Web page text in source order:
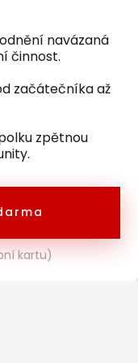
navázaná
činnost.
začátečníka až
zpětnou
kartu)